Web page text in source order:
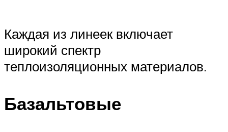
Каждая из линеек включает
широкий спектр
теплоизоляционных материалов.
Базальтовые